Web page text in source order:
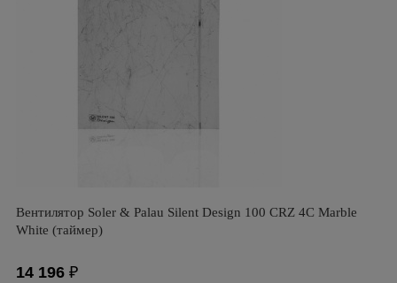
Вентилятор Soler & Palau Silent Design 100 CRZ 4C Marble
White (таймер)
14 196 ₽